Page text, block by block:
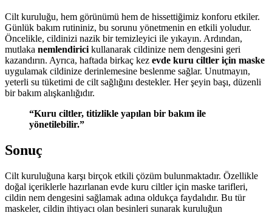
Cilt kuruluğu, hem görünümü hem de hissettiğimiz konforu etkiler.
Günlük bakım rutininiz, bu sorunu yönetmenin en etkili yoludur.
Öncelikle, cildinizi nazik bir temizleyici ile yıkayın. Ardından,
mutlaka nemlendirici kullanarak cildinize nem dengesini geri
kazandırın. Ayrıca, haftada birkaç kez evde kuru ciltler için maske
uygulamak cildinize derinlemesine beslenme sağlar. Unutmayın,
yeterli su tüketimi de cilt sağlığını destekler. Her şeyin başı, düzenli
bir bakım alışkanlığıdır.
“Kuru ciltler, titizlikle yapılan bir bakım ile
yönetilebilir.”
Sonuç
Cilt kuruluğuna karşı birçok etkili çözüm bulunmaktadır. Özellikle
doğal içeriklerle hazırlanan evde kuru ciltler için maske tarifleri,
cildin nem dengesini sağlamak adına oldukça faydalıdır. Bu tür
maskeler, cildin ihtiyacı olan besinleri sunarak kuruluğun